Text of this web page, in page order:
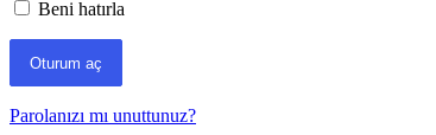
Beni hatırla
Parolanızı mı unuttunuz?